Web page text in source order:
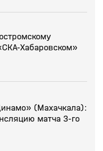
(Махачкала):
матча 3‑го